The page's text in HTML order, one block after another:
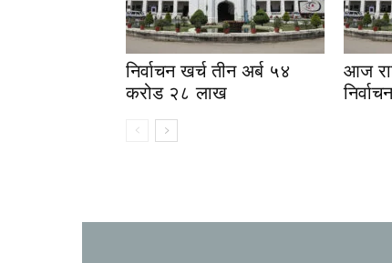
निर्वाचन खर्च तीन अर्ब ५४
करोड २८ लाख
आज